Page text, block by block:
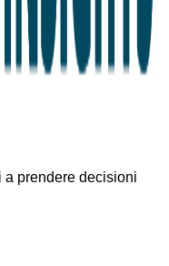
a prendere decisioni